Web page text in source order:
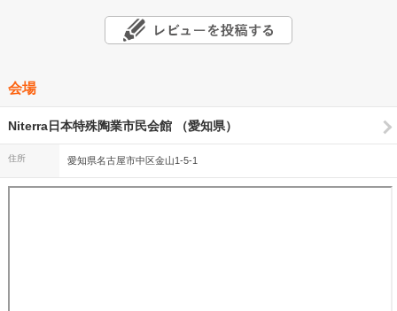
会場
Niterra日本特殊陶業市民会館 （愛知県）
住所 愛知県名古屋市中区金山1-5-1